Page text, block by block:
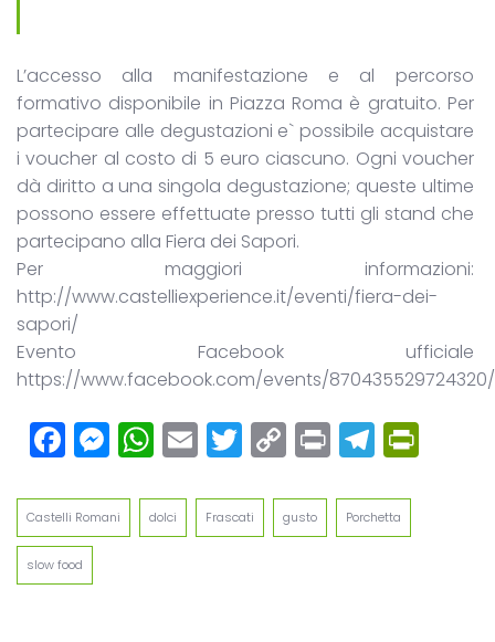
L’accesso alla manifestazione e al percorso
formativo disponibile in Piazza Roma è gratuito. Per
partecipare alle degustazioni e` possibile acquistare
i voucher al costo di 5 euro ciascuno. Ogni voucher
dà diritto a una singola degustazione; queste ultime
possono essere effettuate presso tutti gli stand che
partecipano alla Fiera dei Sapori.
Per maggiori informazioni:
http://www.castelliexperience.it/eventi/fiera-dei-
sapori/
Evento Facebook ufficiale
https://www.facebook.com/events/870435529724320/
Facebook
Messenger
WhatsApp
EmailTwitter
Copy
Link
Print
Castelli Romani dolci Frascati gusto Porchetta
slow food